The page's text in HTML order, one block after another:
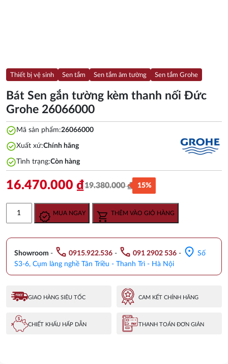
Thiết bị vệ sinh Sen tắm Sen tắm âm tường Sen tắm Grohe
Bát Sen gắn tường kèm thanh nối Đức
Grohe 26066000
check_circle Mã sản phẩm:26066000
check_circleXuất xứ:Chính hãng
check_circleTình trạng:Còn hàng
19.380.000₫
Giá
gốc
là:
16.470.000 ₫
Giá
hiện
tại
16.470.000 ₫.
15%
tường
kèm
thanh
nối
Grohe
lượng
MUA NGAY THÊM VÀO GIỎ HÀNG
Showroom - call 0915.922.536 - call 091 2902 536 - location_on Số
S3-6, Cụm làng nghề Tân Triều - Thanh Trì - Hà Nội
GIAO HÀNG SIÊU TỐC CAM KẾT CHÍNH HÃNG
CHIẾT KHẤU HẤP DẪN THANH TOÁN ĐƠN GIẢN